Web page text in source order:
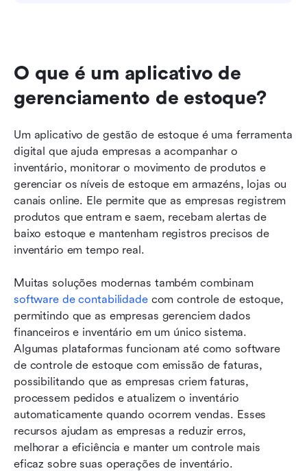
O que é um aplicativo de
gerenciamento de estoque?
Um aplicativo de gestão de estoque é uma ferramenta
digital que ajuda empresas a acompanhar o
inventário, monitorar o movimento de produtos e
gerenciar os níveis de estoque em armazéns, lojas ou
canais online. Ele permite que as empresas registrem
produtos que entram e saem, recebam alertas de
baixo estoque e mantenham registros precisos de
inventário em tempo real.
Muitas soluções modernas também combinam
software de contabilidade com controle de estoque,
permitindo que as empresas gerenciem dados
financeiros e inventário em um único sistema.
Algumas plataformas funcionam até como software
de controle de estoque com emissão de faturas,
possibilitando que as empresas criem faturas,
processem pedidos e atualizem o inventário
automaticamente quando ocorrem vendas. Esses
recursos ajudam as empresas a reduzir erros,
melhorar a eficiência e manter um controle mais
eficaz sobre suas operações de inventário.